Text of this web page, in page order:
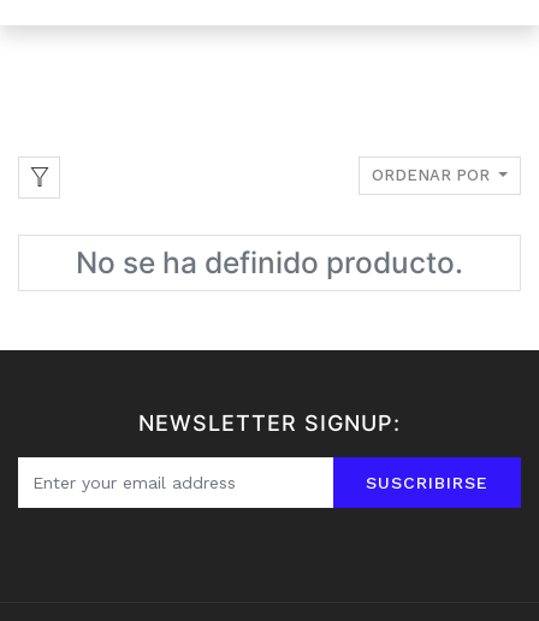
ORDENAR POR
No se ha definido producto.
NEWSLETTER SIGNUP:
SUSCRIBIRSE